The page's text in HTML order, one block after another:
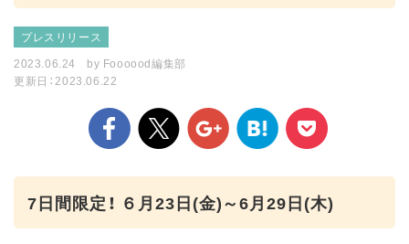
プレスリリース
2023.06.24
by Foooood編集部
更新日：2023.06.22
7日間限定！ ６月23日(金)～6月29日(木)